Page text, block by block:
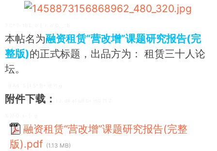
本帖名为融资租赁“营改增”课题研究报告(完
整版)的正式标题，出品方为： 租赁三十人论
坛。
附件下载：
融资租赁“营改增”课题研究报告(完整
版).pdf (1.13 MB)